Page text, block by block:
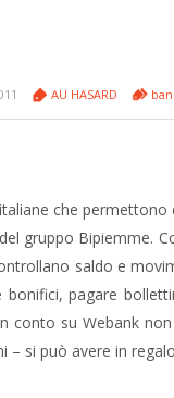
AU HASARD
che
gruppo Bipiemme.
saldo e
pagare
conto su Webank
si può avere in